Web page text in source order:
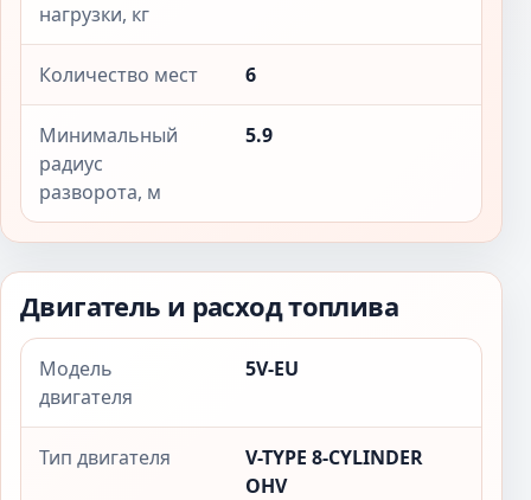
нагрузки, кг
Количество мест 6
Минимальный
радиус
разворота, м
5.9
Двигатель и расход топлива
Модель
двигателя
5V-EU
Тип двигателя
V-TYPE 8-CYLINDER
OHV